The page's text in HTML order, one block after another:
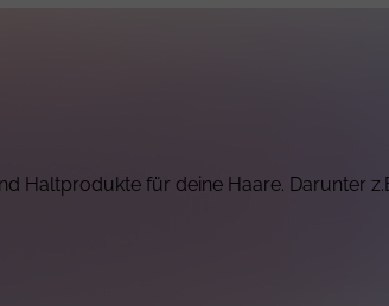
Haltprodukte für deine Haare. Darunter